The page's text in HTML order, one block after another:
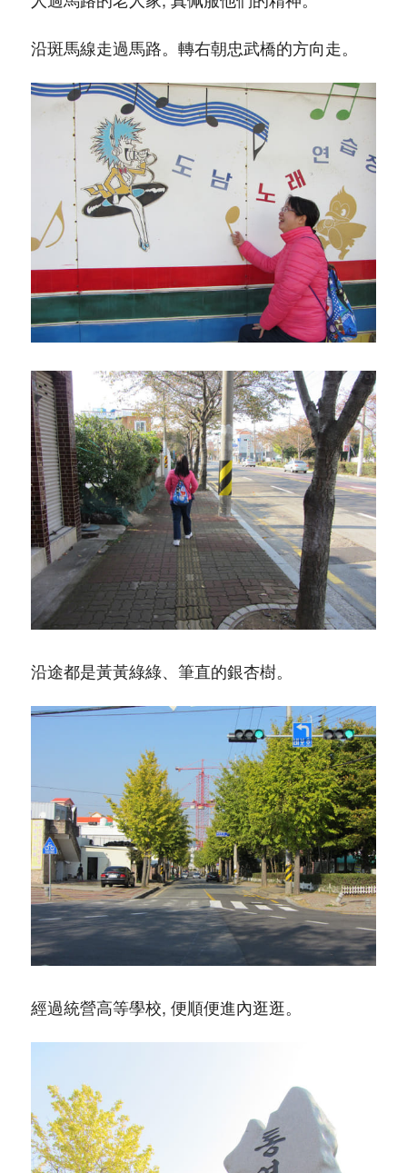
沿斑馬線走過馬路。轉右朝忠武橋的方向走。
沿途都是黃黃綠綠、筆直的銀杏樹。
經過統營高等學校, 便順便進內逛逛。